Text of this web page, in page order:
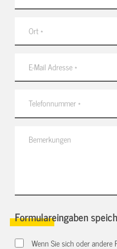
Formulareingaben
Wenn Sie sich oder